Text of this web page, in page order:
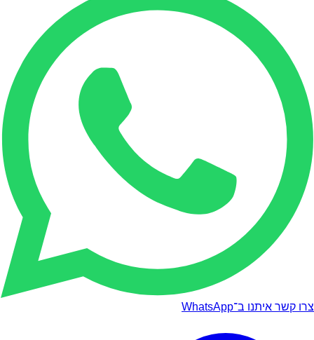
צרו קשר איתנו ב־WhatsApp